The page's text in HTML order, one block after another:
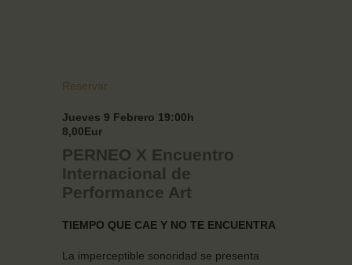
Reservar
Jueves 9 Febrero 19:00h
8,00Eur
PERNEO X Encuentro
Internacional de
Performance Art
TIEMPO QUE CAE Y NO TE ENCUENTRA
La imperceptible sonoridad se presenta